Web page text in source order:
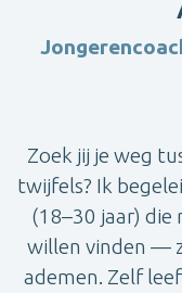
Zoek jij je weg
twijfels? Ik
(18–30 jaar)
willen vinden —
ademen. Zelf